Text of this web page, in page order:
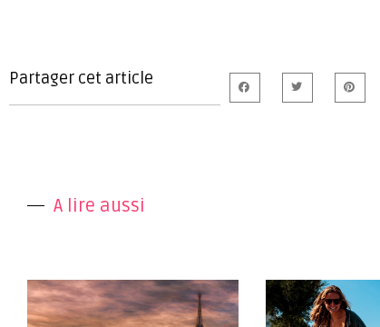
Partager cet article
A lire aussi